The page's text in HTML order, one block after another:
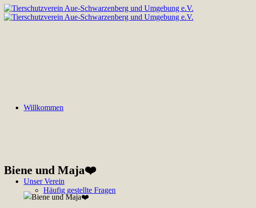
Willkommen
Unser Verein
Häufig gestellte Fragen
Biene und Maja❤️